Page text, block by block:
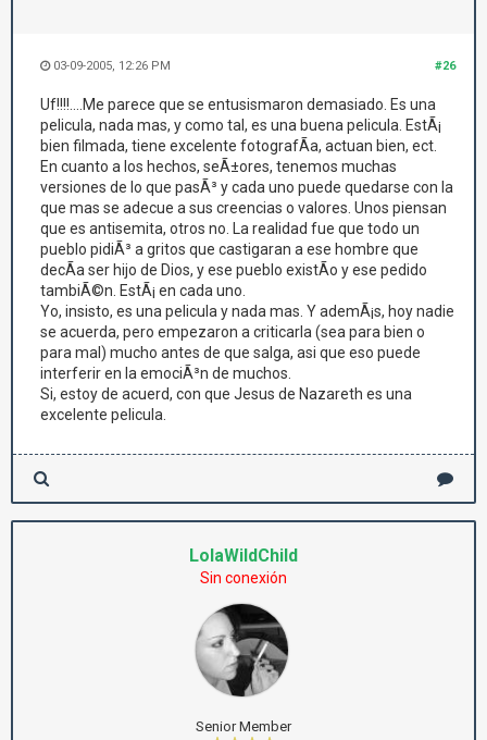
#26
03-09-2005, 12:26 PM
Uf!!!!....Me parece que se entusismaron demasiado. Es una
pelicula, nada mas, y como tal, es una buena pelicula. EstÃ¡
bien filmada, tiene excelente fotografÃ­a, actuan bien, ect.
En cuanto a los hechos, seÃ±ores, tenemos muchas
versiones de lo que pasÃ³ y cada uno puede quedarse con la
que mas se adecue a sus creencias o valores. Unos piensan
que es antisemita, otros no. La realidad fue que todo un
pueblo pidiÃ³ a gritos que castigaran a ese hombre que
decÃ­a ser hijo de Dios, y ese pueblo existÃ­o y ese pedido
tambiÃ©n. EstÃ¡ en cada uno.
Yo, insisto, es una pelicula y nada mas. Y ademÃ¡s, hoy nadie
se acuerda, pero empezaron a criticarla (sea para bien o
para mal) mucho antes de que salga, asi que eso puede
interferir en la emociÃ³n de muchos.
Si, estoy de acuerd, con que Jesus de Nazareth es una
excelente pelicula.
LolaWildChild
Sin conexión
Senior Member